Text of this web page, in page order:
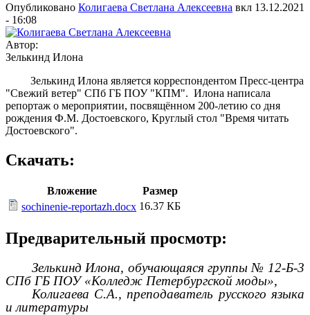
Опубликовано Колигаева Светлана Алексеевна вкл 13.12.2021
- 16:08
Автор:
Зелькинд Илона
Зелькинд Илона является корреспондентом Пресс-центра
"Свежий ветер" СПб ГБ ПОУ "КПМ". Илона написала
репортаж о мероприятии, посвящённом 200-летию со дня
рождения Ф.М. Достоевского, Круглый стол "Время читать
Достоевского".
Скачать:
Вложение
Размер
sochinenie-reportazh.docx 16.37 КБ
Предварительный просмотр:
Зелькинд Илона, обучающаяся группы № 12-Б-3
СПб ГБ ПОУ «Колледж Петербургской моды»,
Колигаева С.А., преподаватель русского языка
и литературы